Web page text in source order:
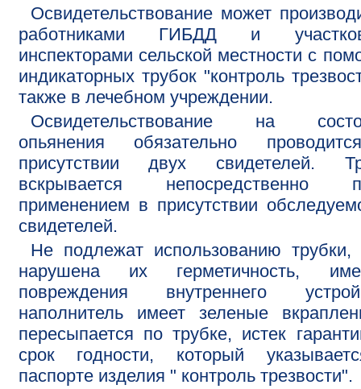
Освидетельствование может
работниками ГИБДД и
инспекторами сельской местности с
индикаторных трубок "контроль
также в лечебном учреждении.
Освидетельствование на
опьянения обязательно
присутствии двух свидетелей.
вскрывается непосредственно
применением в присутствии
свидетелей.
Не подлежат использованию трубки,
нарушена их герметичность,
повреждения внутреннего
наполнитель имеет зеленые
пересыпается по трубке, истек
срок годности, который
паспорте изделия " контроль трезвости".